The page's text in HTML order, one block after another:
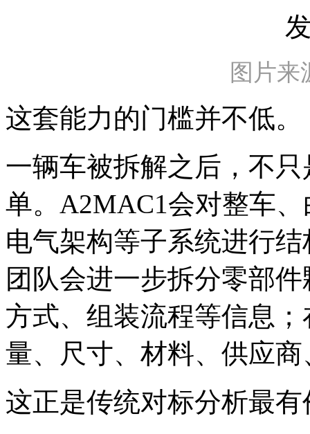
图片来
这套能力的门槛并不低。
一辆车被拆解之后，不
单。A2MAC1会对整车
电气架构等子系统进行
团队会进一步拆分零部
方式、组装流程等信息
量、尺寸、材料、供应
这正是传统对标分析最